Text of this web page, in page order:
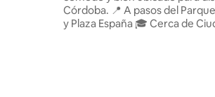
Córdoba. 📍 A pasos del Parque Las Tejas
y Plaza España 🎓 Cerca de Ciudad